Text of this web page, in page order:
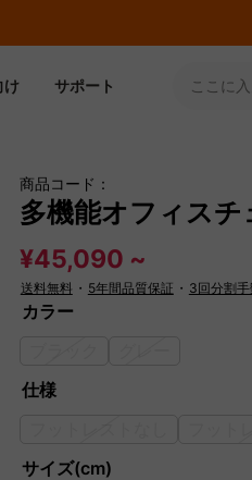
け サポート
ここに入
商品コード：
多機能オフィスチ
¥45,090 ~
送料無料 ・ 5年間品質保証 ・ 3回分割
カラー
仕様
サイズ(cm)